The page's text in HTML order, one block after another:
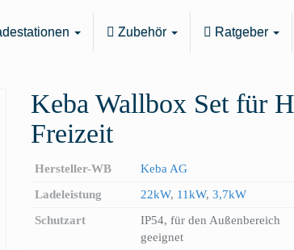
Zubehör Ratgeber
Keba Wallbox Set für
Freizeit
Hersteller-WB
Keba AG
Ladeleistung
22kW, 11kW, 3,7kW
Schutzart
IP54, für den Außenbereich
geeignet